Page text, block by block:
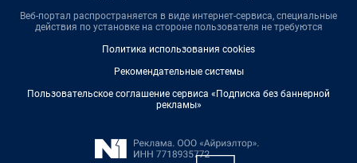
Веб-портал распространяется в виде интернет-сервиса, специальные
действия по установке на стороне пользователя не требуются
Политика использования cookies
Рекомендательные системы
Пользовательское соглашение сервиса «Подписка без баннерной
рекламы»